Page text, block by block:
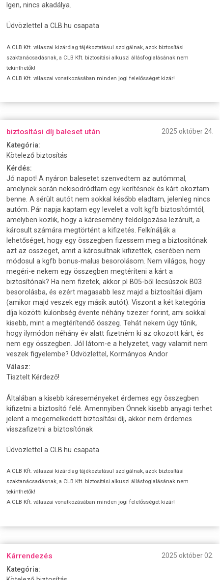
Igen, nincs akadálya.
Üdvözlettel a CLB.hu csapata
A CLB Kft. válaszai kizárólag tájékoztatásul szolgálnak, azok biztosítási
szaktanácsadásnak, a CLB Kft. biztosítási alkuszi állásfoglalásának nem
tekinthetők!
A CLB Kft. válaszai vonatkozásában minden jogi felelősséget kizár!
biztosítási díj baleset után
2025 október 24.
Kategória:
Kötelező biztosítás
Kérdés:
Jó napot! A nyáron balesetet szenvedtem az autómmal,
amelynek során nekisodródtam egy kerítésnek és kárt okoztam
benne. A sérült autót nem sokkal később eladtam, jelenleg nincs
autóm. Pár napja kaptam egy levelet a volt kgfb biztosítómtól,
amelyben közlik, hogy a káresemény feldolgozása lezárult, a
károsult számára megtörtént a kifizetés. Felkínálják a
lehetőséget, hogy egy összegben fizessem meg a biztosítónak
azt az összeget, amit a károsultnak kifizettek, cserében nem
mödosul a kgfb bonus-malus besorolásom. Nem világos, hogy
megéri-e nekem egy összegben megtéríteni a kárt a
biztosítónak? Ha nem fizetek, akkor pl B05-ből lecsúszok B03
besorolásba, és ezért magasabb lesz majd a biztosítási díjam
(amikor majd veszek egy másik autót). Viszont a két kategória
díja közötti különbség évente néhány tizezer forint, ami sokkal
kisebb, mint a megtérítendő összeg. Tehát nekem úgy tűnik,
hogy ilymódon néhány év alatt fizetném ki az okozott kárt, és
nem egy összegben. Jól látom-e a helyzetet, vagy valamit nem
veszek figyelembe? Üdvözlettel, Kormányos Andor
Válasz:
Tisztelt Kérdező!
Általában a kisebb káreseményeket érdemes egy összegben
kifizetni a biztosító felé. Amennyiben Önnek kisebb anyagi terhet
jelent a megemelkedett biztosítási díj, akkor nem érdemes
visszafizetni a biztosítónak
Üdvözlettel a CLB.hu csapata
A CLB Kft. válaszai kizárólag tájékoztatásul szolgálnak, azok biztosítási
szaktanácsadásnak, a CLB Kft. biztosítási alkuszi állásfoglalásának nem
tekinthetők!
A CLB Kft. válaszai vonatkozásában minden jogi felelősséget kizár!
Kárrendezés
2025 október 02.
Kategória: